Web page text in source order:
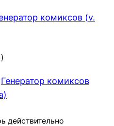
комиксов (v.
Генератор комиксов
действительно